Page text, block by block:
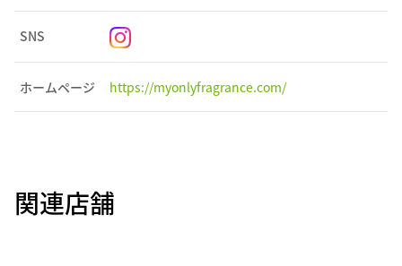
SNS
ホームページ https://myonlyfragrance.com/
関連店舗